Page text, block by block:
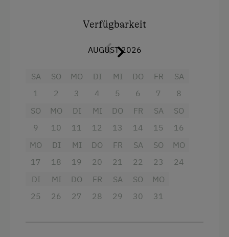
Aussicht auf eine Berglandschaft
Garten
Haarföhn
Handtücher
Verfügbarkeit
AUGUST 2026
SA
1
SO
2
MO
3
DI
4
MI
5
DO
6
FR
7
SA
8
SO
9
MO
10
DI
11
MI
12
DO
13
FR
14
SA
15
SO
16
MO
17
DI
18
MI
19
DO
20
FR
21
SA
22
SO
23
MO
24
DI
25
MI
26
DO
27
FR
28
SA
29
SO
30
MO
31